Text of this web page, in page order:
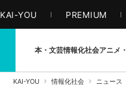
KAI-YOU PREMIUM
本・文芸情報化社会アニメ
KAI-YOU 情報化社会 ニュース